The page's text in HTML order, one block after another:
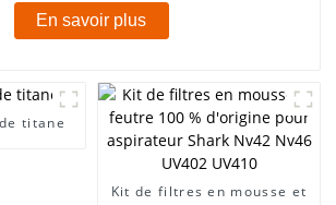
En savoir plus
titane
Kit de filtres en mousse et